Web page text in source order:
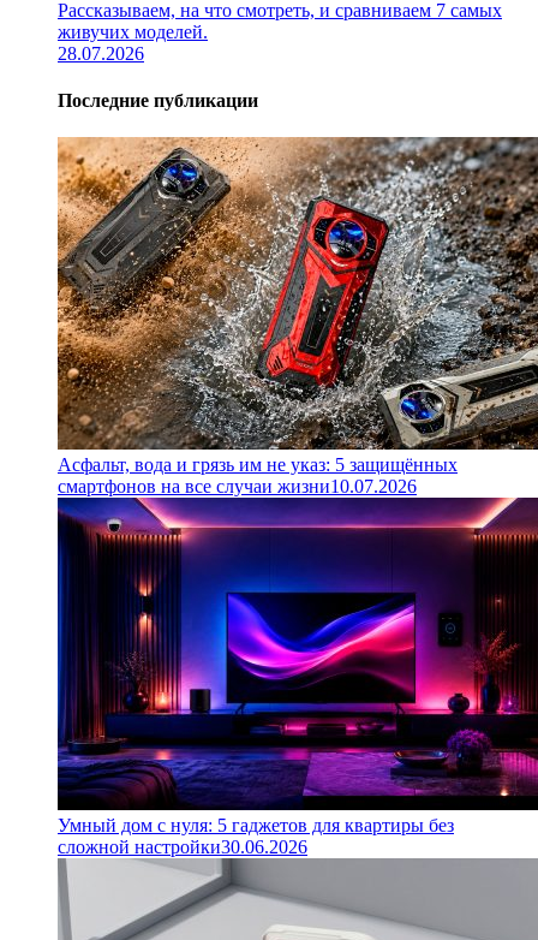
Рассказываем, на что смотреть, и сравниваем 7 самых
живучих моделей.
28.07.2026
Последние публикации
Асфальт, вода и грязь им не указ: 5 защищённых
смартфонов на все случаи жизни10.07.2026
Умный дом с нуля: 5 гаджетов для квартиры без
сложной настройки30.06.2026